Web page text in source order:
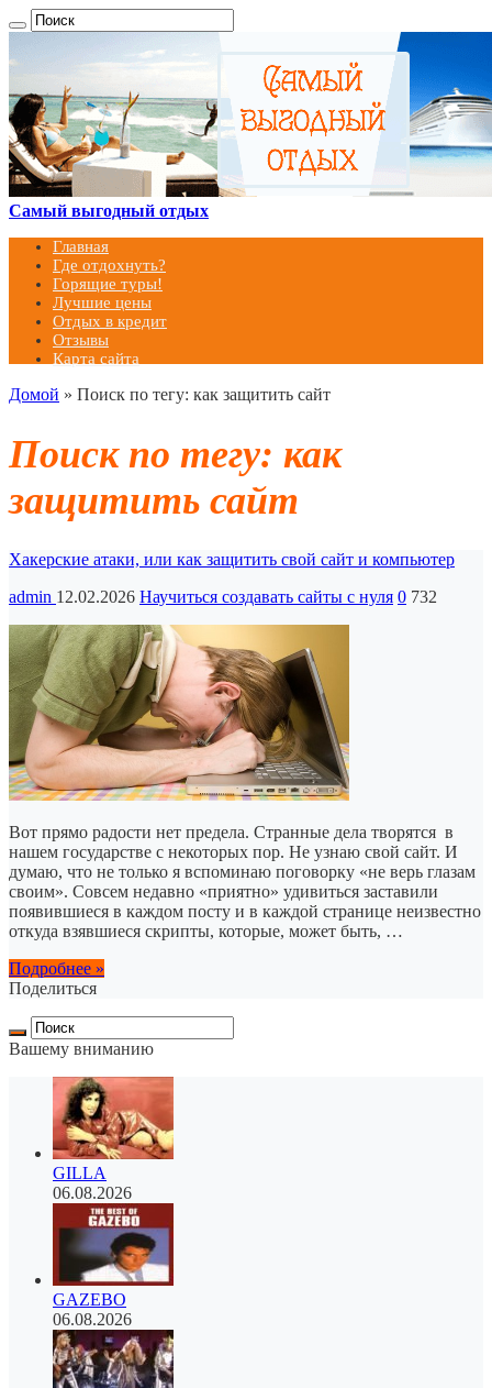
Самый выгодный отдых
Главная
Где отдохнуть?
Горящие туры!
Лучшие цены
Отдых в кредит
Отзывы
Карта сайта
Домой » Поиск по тегу: как защитить сайт
Поиск по тегу: как
защитить сайт
Хакерские атаки, или как защитить свой сайт и компьютер
admin 12.02.2026 Научиться создавать сайты с нуля 0 732
Вот прямо радости нет предела. Странные дела творятся в
нашем государстве с некоторых пор. Не узнаю свой сайт. И
думаю, что не только я вспоминаю поговорку «не верь глазам
своим». Совсем недавно «приятно» удивиться заставили
появившиеся в каждом посту и в каждой странице неизвестно
откуда взявшиеся скрипты, которые, может быть, …
Подробнее »
Поделиться
Вашему вниманию
GILLA
06.08.2026
GAZEBO
06.08.2026